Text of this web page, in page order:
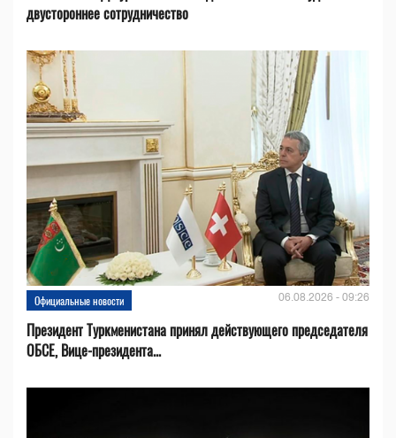
двустороннее сотрудничество
Официальные новости 06.08.2026 - 09:26
Президент Туркменистана принял действующего председателя
ОБСЕ, Вице-президента...